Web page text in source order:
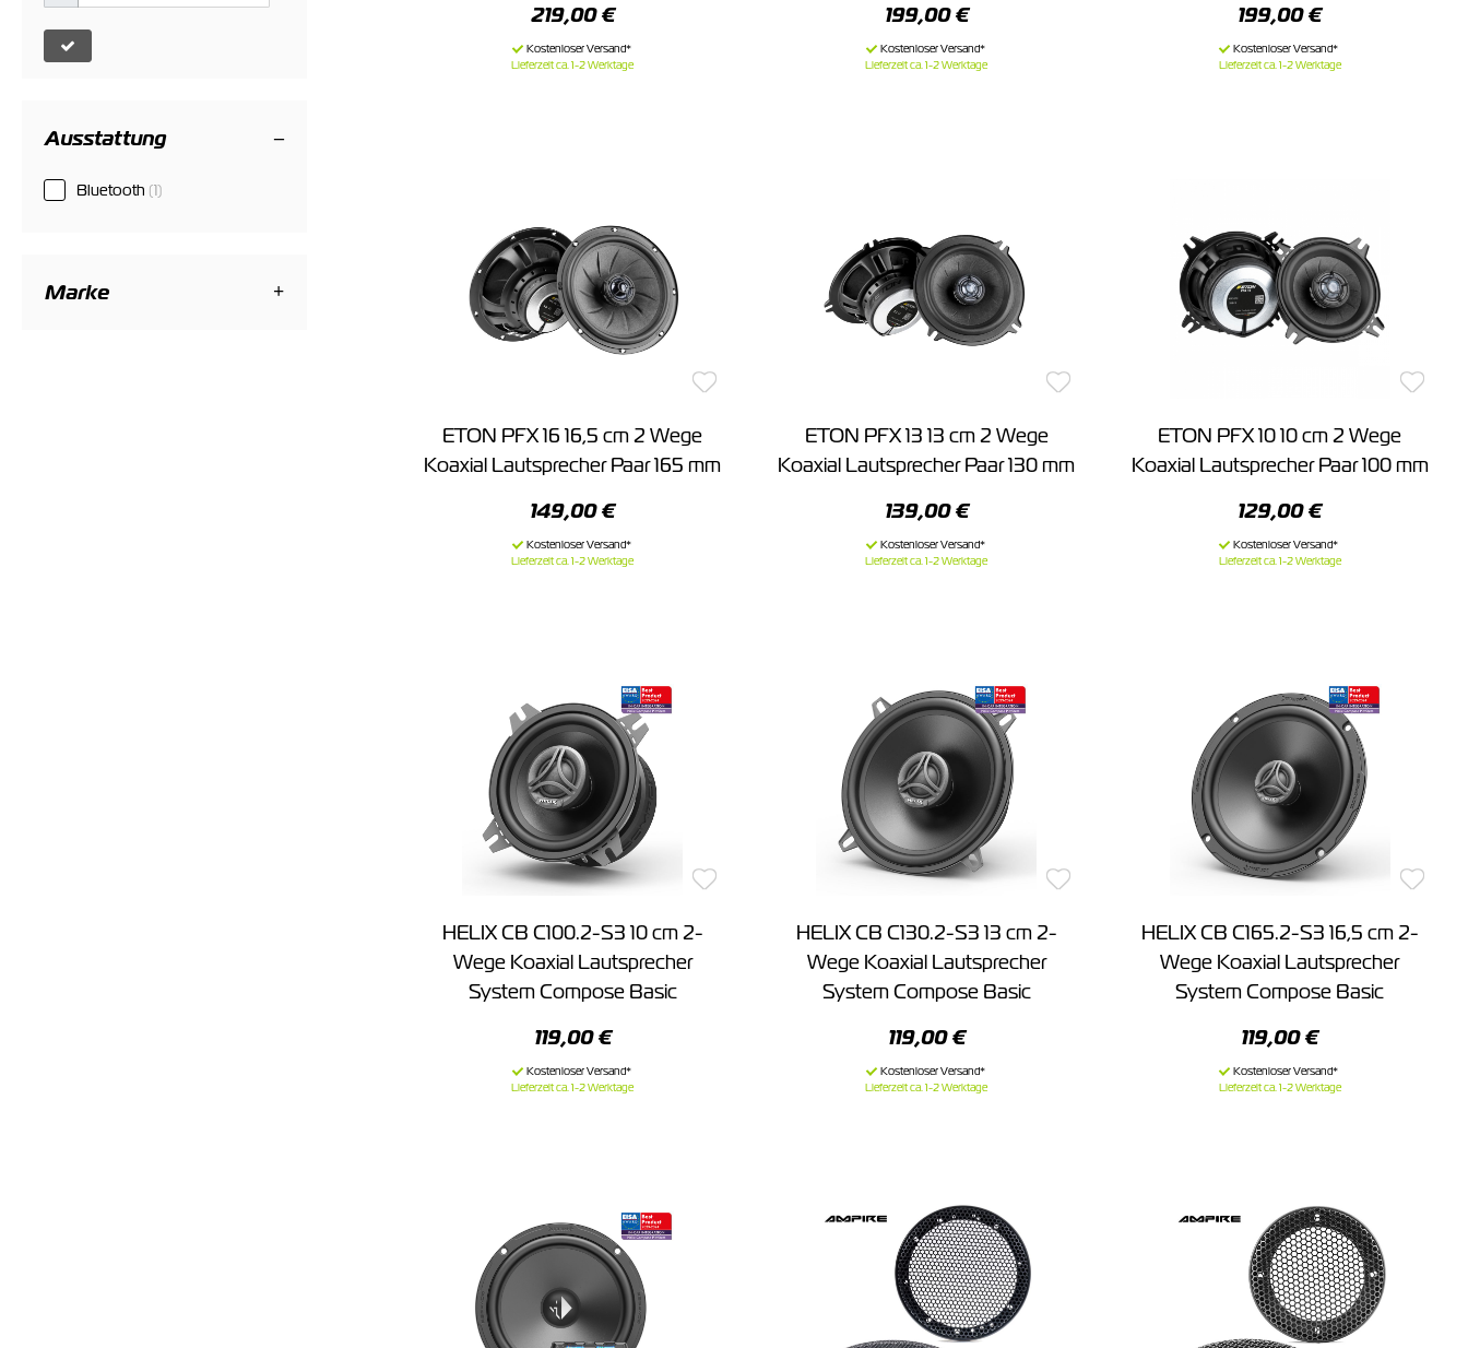
Ausstattung
Bluetooth (1)
Marke
219,00 €
Lieferzeit ca. 1-2 Werktage
199,00 €
Lieferzeit ca. 1-2 Werktage
199,00 €
Lieferzeit ca. 1-2 Werktage
ETON PFX 16 16,5 cm 2 Wege
Koaxial Lautsprecher Paar 165 mm
149,00 €
Lieferzeit ca. 1-2 Werktage
ETON PFX 13 13 cm 2 Wege
Koaxial Lautsprecher Paar 130 mm
139,00 €
Lieferzeit ca. 1-2 Werktage
ETON PFX 10 10 cm 2 Wege
Koaxial Lautsprecher Paar 100 mm
129,00 €
Lieferzeit ca. 1-2 Werktage
HELIX CB C100.2-S3 10 cm 2-
Wege Koaxial Lautsprecher
System Compose Basic
119,00 €
Lieferzeit ca. 1-2 Werktage
HELIX CB C130.2-S3 13 cm 2-
Wege Koaxial Lautsprecher
System Compose Basic
119,00 €
Lieferzeit ca. 1-2 Werktage
HELIX CB C165.2-S3 16,5 cm 2-
Wege Koaxial Lautsprecher
System Compose Basic
119,00 €
Lieferzeit ca. 1-2 Werktage